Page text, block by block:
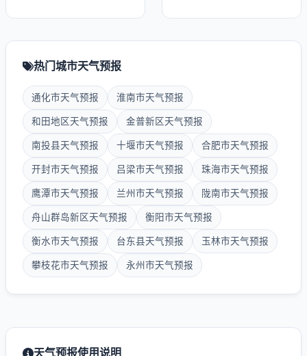
热门城市天气预报
通化市天气预报 淮南市天气预报
和田地区天气预报 金普新区天气预报
南投县天气预报 十堰市天气预报 合肥市天气预报
开封市天气预报 吕梁市天气预报 珠海市天气预报
鹰潭市天气预报 兰州市天气预报 陇南市天气预报
舟山群岛新区天气预报 衡阳市天气预报
衡水市天气预报 台东县天气预报 玉林市天气预报
攀枝花市天气预报 永州市天气预报
天气预报使用说明